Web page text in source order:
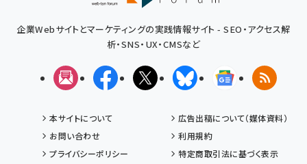
企業Webサイトとマーケティングの実践情報サイト - SEO・アクセス解
析・SNS・UX・CMSなど
メルマガFacebookX(エックス)BlueskyGoogleニュ
RSS
本サイトについて
広告出稿について（媒体資料）
お問い合わせ
利用規約
プライバシーポリシー
特定商取引法に基づく表示